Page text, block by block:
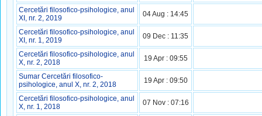
Cercetări filosofico-psihologice, anul
XI, nr. 2, 2019
04 Aug : 14:45
Cercetări filosofico-psihologice, anul
XI, nr. 1, 2019
09 Dec : 11:35
Cercetări filosofico-psihologice, anul
X, nr. 2, 2018
19 Apr : 09:55
Sumar Cercetări filosofico-
psihologice, anul X, nr. 2, 2018
19 Apr : 09:50
Cercetări filosofico-psihologice, anul
X, nr. 1, 2018
07 Nov : 07:16